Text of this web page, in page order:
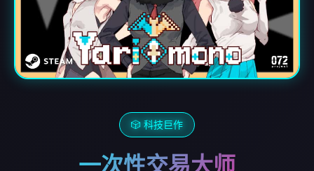
🎲 科技巨作
一次性交易大师